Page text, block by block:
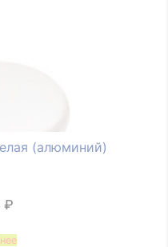
(алюминий)
₽